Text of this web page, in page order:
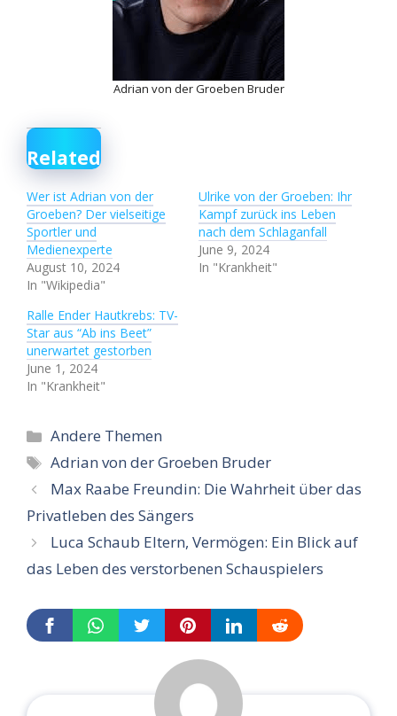
Adrian von der Groeben Bruder
Related
Wer ist Adrian von der
Groeben? Der vielseitige
Sportler und
Medienexperte
August 10, 2024
In "Wikipedia"
Ulrike von der Groeben: Ihr
Kampf zurück ins Leben
nach dem Schlaganfall
June 9, 2024
In "Krankheit"
Ralle Ender Hautkrebs: TV-
Star aus “Ab ins Beet”
unerwartet gestorben
June 1, 2024
In "Krankheit"
Categories
Andere Themen
Tags
Adrian von der Groeben Bruder
Max Raabe Freundin: Die Wahrheit über das
Privatleben des Sängers
Luca Schaub Eltern, Vermögen: Ein Blick auf
das Leben des verstorbenen Schauspielers